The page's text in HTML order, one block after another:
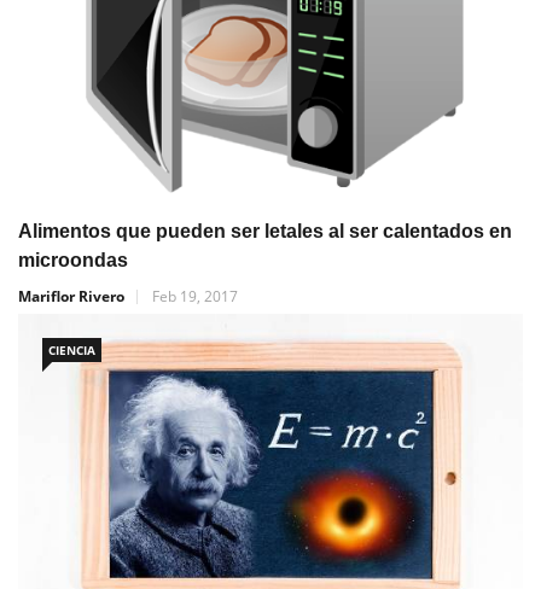
Alimentos que pueden ser letales al ser calentados en
microondas
Mariflor Rivero
Feb 19, 2017
CIENCIA